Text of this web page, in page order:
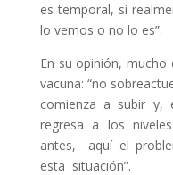
es temporal, si
lo vemos o no lo es”.
En su opinión, mucho
vacuna: “no
comienza a subir y,
regresa a los
antes, aquí el
esta situación”.